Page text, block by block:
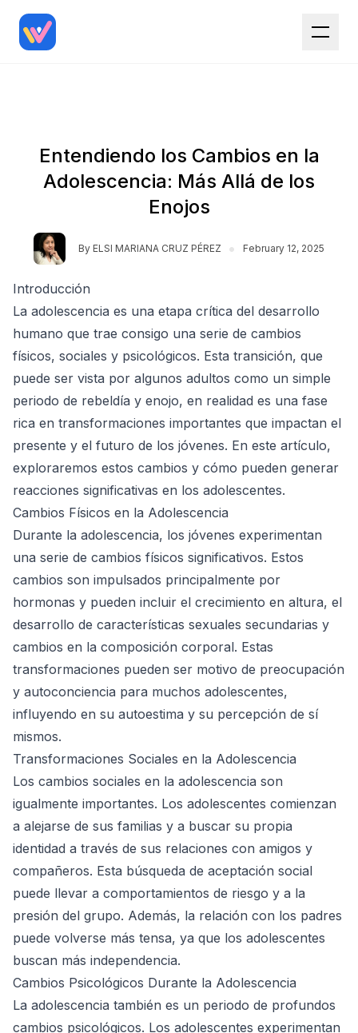
Entendiendo los Cambios en la
Adolescencia: Más Allá de los
Enojos
By ELSI MARIANA CRUZ PÉREZ • February 12, 2025
Introducción
La adolescencia es una etapa crítica del desarrollo
humano que trae consigo una serie de cambios
físicos, sociales y psicológicos. Esta transición, que
puede ser vista por algunos adultos como un simple
periodo de rebeldía y enojo, en realidad es una fase
rica en transformaciones importantes que impactan el
presente y el futuro de los jóvenes. En este artículo,
exploraremos estos cambios y cómo pueden generar
reacciones significativas en los adolescentes.
Cambios Físicos en la Adolescencia
Durante la adolescencia, los jóvenes experimentan
una serie de cambios físicos significativos. Estos
cambios son impulsados principalmente por
hormonas y pueden incluir el crecimiento en altura, el
desarrollo de características sexuales secundarias y
cambios en la composición corporal. Estas
transformaciones pueden ser motivo de preocupación
y autoconciencia para muchos adolescentes,
influyendo en su autoestima y su percepción de sí
mismos.
Transformaciones Sociales en la Adolescencia
Los cambios sociales en la adolescencia son
igualmente importantes. Los adolescentes comienzan
a alejarse de sus familias y a buscar su propia
identidad a través de sus relaciones con amigos y
compañeros. Esta búsqueda de aceptación social
puede llevar a comportamientos de riesgo y a la
presión del grupo. Además, la relación con los padres
puede volverse más tensa, ya que los adolescentes
buscan más independencia.
Cambios Psicológicos Durante la Adolescencia
La adolescencia también es un periodo de profundos
cambios psicológicos. Los adolescentes experimentan